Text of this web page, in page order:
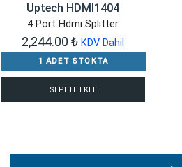
Uptech HDMI1404
4 Port Hdmi Splitter
2,244.00 ₺ KDV Dahil
1 ADET STOKTA
SEPETE EKLE